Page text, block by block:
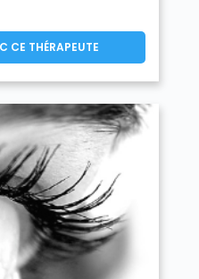
CE THÉRAPEUTE